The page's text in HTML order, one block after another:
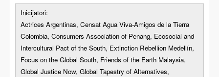
Inicijatori:
Actrices Argentinas, Censat Agua Viva-Amigos de la Tierra
Colombia, Consumers Association of Penang, Ecosocial and
Intercultural Pact of the South, Extinction Rebellion Medellín,
Focus on the Global South, Friends of the Earth Malaysia,
Global Justice Now, Global Tapestry of Alternatives,